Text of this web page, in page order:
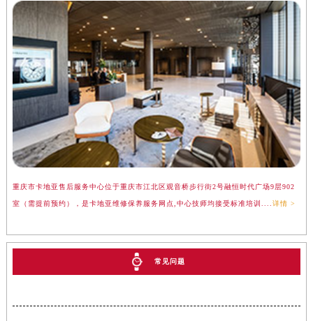
重庆市卡地亚售后服务中心位于重庆市江北区观音桥步行街2号融恒时代广场9层902
室（需提前预约），是卡地亚维修保养服务网点,中心技师均接受标准培训.... 详情 >
常见问题